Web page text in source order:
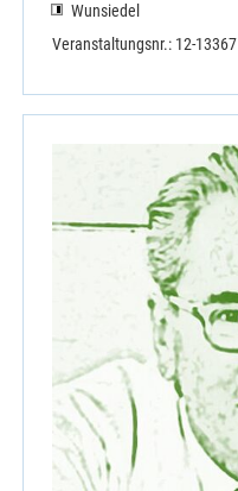
Wunsiedel
Veranstaltungsnr.: 12-13367